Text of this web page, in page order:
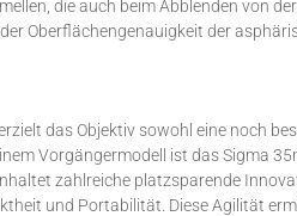
die auch beim Abblenden von
Oberflächengenauigkeit der
das Objektiv sowohl eine noch
Vorgängermodell ist das Sigma
zahlreiche platzsparende
und Portabilität. Diese Agilität